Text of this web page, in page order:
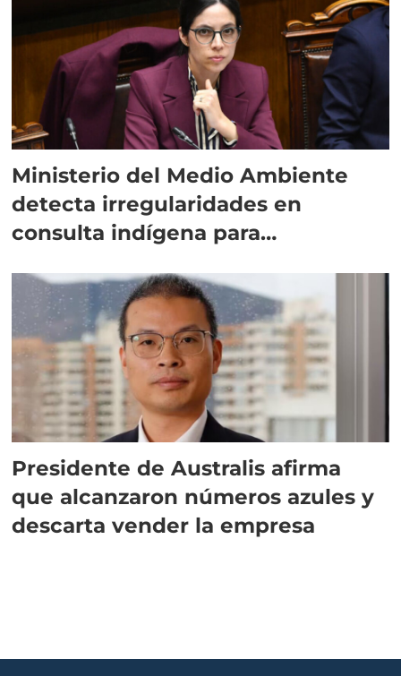
Ministerio del Medio Ambiente
detecta irregularidades en
consulta indígena para
Presidente de Australis afirma
que alcanzaron números azules y
descarta vender la empresa